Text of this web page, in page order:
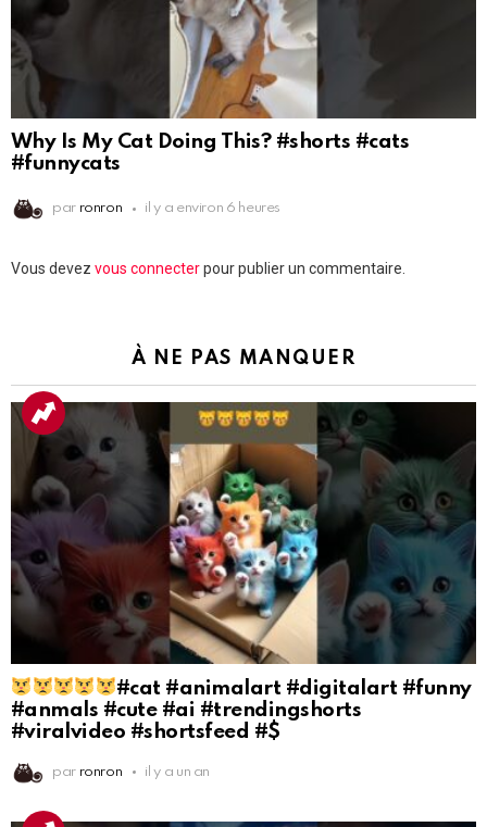
Why Is My Cat Doing This? #shorts #cats
#funnycats
par ronron il y a environ 6 heures
Laisser
Vous devez vous connecterpour publier un commentaire.
À NE PAS MANQUER
#cat #animalart #digitalart #funny
#anmals #cute #ai #trendingshorts
#viralvideo #shortsfeed #$
par ronron il y a un an